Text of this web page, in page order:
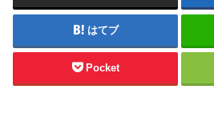
はてブ
Pocket